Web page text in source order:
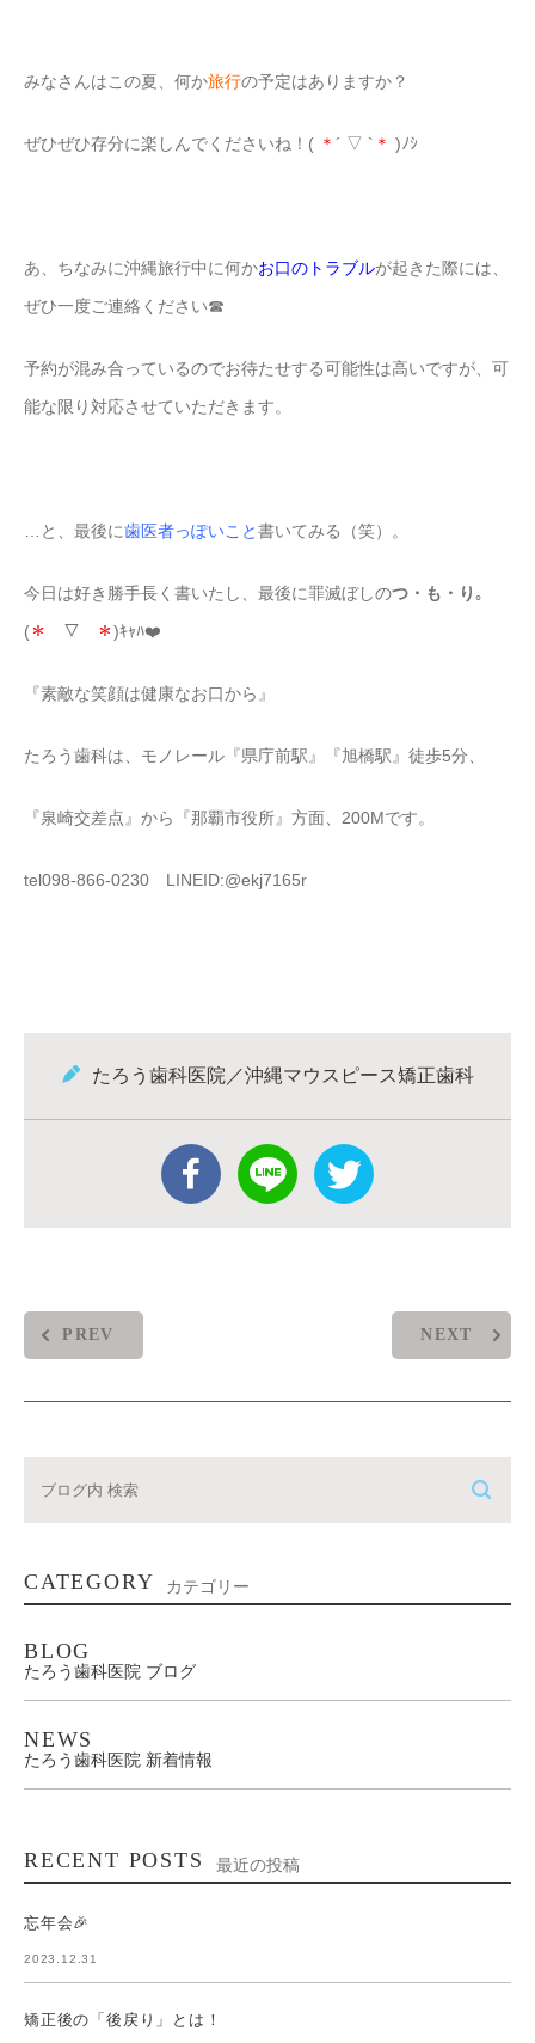
みなさんはこの夏、何か旅行の予定はありますか？
ぜひぜひ存分に楽しんでくださいね！( ＊ ´ ▽ ` ＊ )ﾉｼ
あ、ちなみに沖縄旅行中に何かお口のトラブルが起きた際には、
ぜひ一度ご連絡ください☎︎
予約が混み合っているのでお待たせする可能性は高いですが、可
能な限り対応させていただきます。
…と、最後に歯医者っぽいこと書いてみる（笑）。
今日は好き勝手長く書いたし、最後に罪滅ぼしのつ・も・り。
(＊ ￣▽￣ ＊)ｷｬﾊ❤️
『素敵な笑顔は健康なお口から』
たろう歯科は、モノレール『県庁前駅』『旭橋駅』徒歩5分、
『泉崎交差点』から『那覇市役所』方面、200Mです。
tel098-866-0230 LINEID:@ekj7165r
たろう歯科医院／沖縄マウスピース矯正歯科
PREV NEXT
CATEGORY カテゴリー
BLOG
たろう歯科医院 ブログ
NEWS
たろう歯科医院 新着情報
RECENT POSTS 最近の投稿
忘年会🎉
2023.12.31
矯正後の「後戻り」とは！